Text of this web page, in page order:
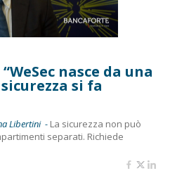
nasce da una
si fa
Libertini - La sicurezza non può
separati. Richiede